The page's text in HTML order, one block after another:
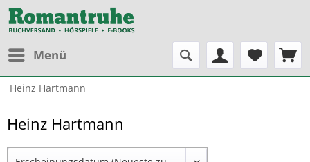
Menü
Heinz Hartmann
Heinz Hartmann